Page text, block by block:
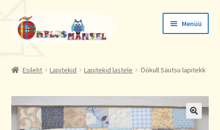
Liigu
navigeerimisele
Liigu
sisu
juurde
Menüü
Aadressid
Esileht Lapitekid Lapitekid lastele Öökull Säutsu lapitekk
🔍